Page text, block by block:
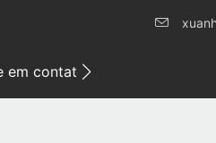
em contato conosco